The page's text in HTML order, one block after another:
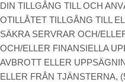
DIN TILLGÅNG TILL OCH
OTILLÅTET TILLGÅNG TILL
SÄKRA SERVRAR OCH/
OCH/ELLER FINANSIELLA
AVBROTT ELLER
ELLER FRÅN TJÄNSTERNA,